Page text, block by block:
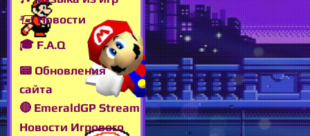
🖅 Новости
🎓 F.A.Q
📟 Обновления
сайта
🔴 EmeraldGP Stream
Новости Игрового